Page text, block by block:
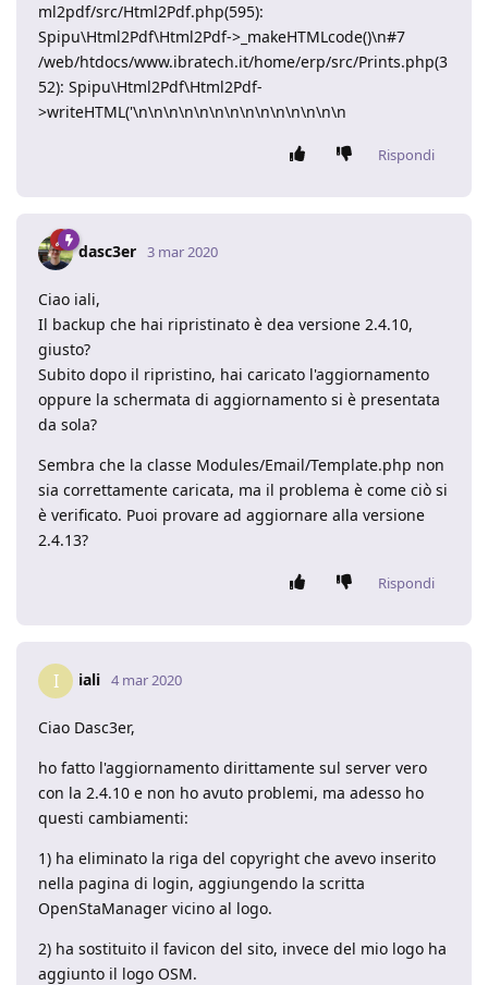
ml2pdf/src/Html2Pdf.php(595):
Spipu\Html2Pdf\Html2Pdf->_makeHTMLcode()\n#7
/web/htdocs/www.ibratech.it/home/erp/src/Prints.php(3
52): Spipu\Html2Pdf\Html2Pdf-
>writeHTML('\n\n\n\n\n\n\n\n\n\n\n\n\n\n
Rispondi
dasc3er 3 mar 2020
Ciao iali,
Il backup che hai ripristinato è dea versione 2.4.10,
giusto?
Subito dopo il ripristino, hai caricato l'aggiornamento
oppure la schermata di aggiornamento si è presentata
da sola?
Sembra che la classe Modules/Email/Template.php non
sia correttamente caricata, ma il problema è come ciò si
è verificato. Puoi provare ad aggiornare alla versione
2.4.13?
Rispondi
I iali 4 mar 2020
Ciao Dasc3er,
ho fatto l'aggiornamento dirittamente sul server vero
con la 2.4.10 e non ho avuto problemi, ma adesso ho
questi cambiamenti:
1) ha eliminato la riga del copyright che avevo inserito
nella pagina di login, aggiungendo la scritta
OpenStaManager vicino al logo.
2) ha sostituito il favicon del sito, invece del mio logo ha
aggiunto il logo OSM.